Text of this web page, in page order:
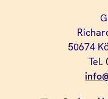
50674
Tel.